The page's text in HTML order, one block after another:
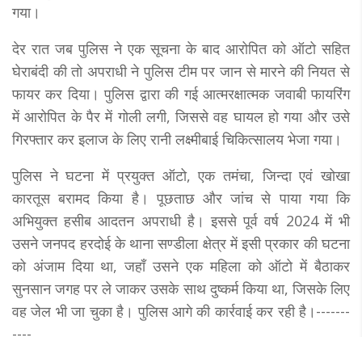
गया।
देर रात जब पुलिस ने एक सूचना के बाद आरोपित को ऑटो सहित
घेराबंदी की तो अपराधी ने पुलिस टीम पर जान से मारने की नियत से
फायर कर दिया। पुलिस द्वारा की गई आत्मरक्षात्मक जवाबी फायरिंग
में आरोपित के पैर में गोली लगी, जिससे वह घायल हो गया और उसे
गिरफ्तार कर इलाज के लिए रानी लक्ष्मीबाई चिकित्सालय भेजा गया।
पुलिस ने घटना में प्रयुक्त ऑटो, एक तमंचा, जिन्दा एवं खोखा
कारतूस बरामद किया है। पूछताछ और जांच से पाया गया कि
अभियुक्त हसीब आदतन अपराधी है। इससे पूर्व वर्ष 2024 में भी
उसने जनपद हरदोई के थाना सण्डीला क्षेत्र में इसी प्रकार की घटना
को अंजाम दिया था, जहाँ उसने एक महिला को ऑटो में बैठाकर
सुनसान जगह पर ले जाकर उसके साथ दुष्कर्म किया था, जिसके लिए
वह जेल भी जा चुका है। पुलिस आगे की कार्रवाई कर रही है।-------